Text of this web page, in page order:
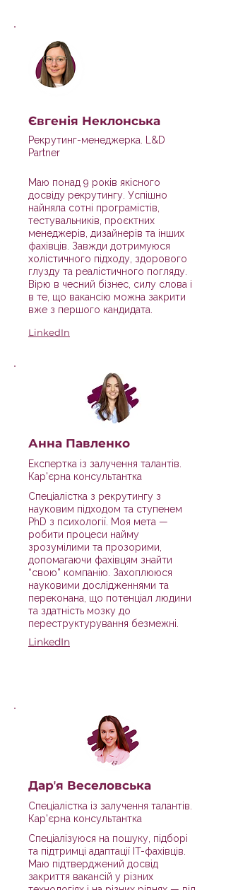
Євгенія Неклонська
Рекрутинг-менеджерка. L&D
Partner
Маю понад 9 років якісного
досвіду рекрутингу. Успішно
найняла сотні програмістів,
тестувальників, проєктних
менеджерів, дизайнерів та інших
фахівців. Завжди дотримуюся
холістичного підходу, здорового
глузду та реалістичного погляду.
Вірю в чесний бізнес, силу слова і
в те, що вакансію можна закрити
вже з першого кандидата.
LinkedIn
Анна Павленко
Експертка із залучення талантів.
Кар'єрна консультантка
Спеціалістка з рекрутингу з
науковим підходом та ступенем
PhD з психології. Моя мета —
робити процеси найму
зрозумілими та прозорими,
допомагаючи фахівцям знайти
“свою” компанію. Захоплююся
науковими дослідженнями та
переконана, що потенціал людини
та здатність мозку до
переструктурування безмежні.
LinkedIn
Дарʼя Веселовська
Спеціалістка із залучення талантів.
Кар'єрна консультантка
Спеціалізуюся на пошуку, підборі
та підтримці адаптації IT-фахівців.
Маю підтверджений досвід
закриття вакансій у різних